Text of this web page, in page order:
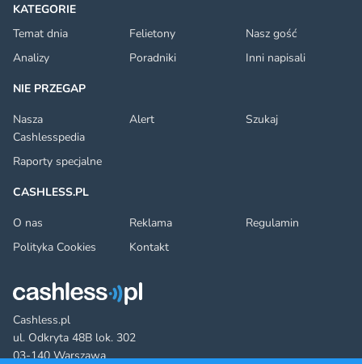
Cashless.pl
ul. Odkryta 48B lok. 302
03-140 Warszawa
KATEGORIE
Temat dnia
Felietony
Nasz gość
Analizy
Poradniki
Inni napisali
NIE PRZEGAP
Nasza
Cashlesspedia
Alert Szukaj
Raporty specjalne
CASHLESS.PL
O nas
Reklama
Regulamin
Polityka Cookies
Kontakt